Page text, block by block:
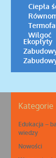
Ciepła
Wilgoć
Ekopłyty
Kategorie
Edukacja –
wiedzy
Nowości